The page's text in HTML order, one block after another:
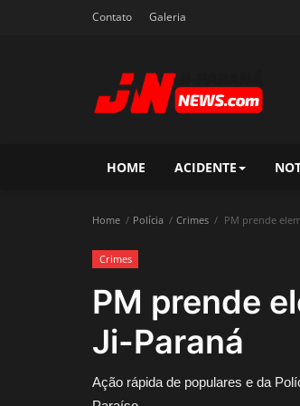
Contato Galeria
HOME ACIDENTE
Home Polícia Crimes PM prende
Crimes
PM prende
Ji-Paraná
Ação rápida de populares e da